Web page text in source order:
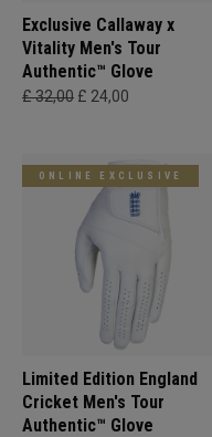
Exclusive Callaway x
Vitality Men's Tour
Authentic™ Glove
£ 32,00 £ 24,00
ONLINE EXCLUSIVE
Limited Edition England
Cricket Men's Tour
Authentic™ Glove